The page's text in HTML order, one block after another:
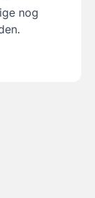
nog